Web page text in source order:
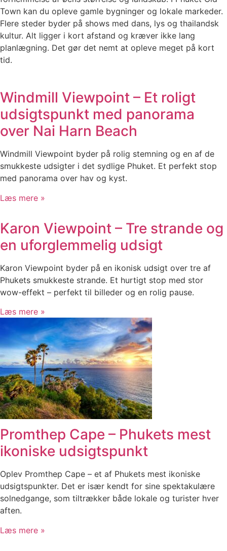
Town kan du opleve gamle bygninger og lokale markeder.
Flere steder byder på shows med dans, lys og thailandsk
kultur. Alt ligger i kort afstand og kræver ikke lang
planlægning. Det gør det nemt at opleve meget på kort
tid.
Windmill Viewpoint – Et roligt
udsigtspunkt med panorama
over Nai Harn Beach
Windmill Viewpoint byder på rolig stemning og en af de
smukkeste udsigter i det sydlige Phuket. Et perfekt stop
med panorama over hav og kyst.
Læs mere »
Karon Viewpoint – Tre strande og
en uforglemmelig udsigt
Karon Viewpoint byder på en ikonisk udsigt over tre af
Phukets smukkeste strande. Et hurtigt stop med stor
wow-effekt – perfekt til billeder og en rolig pause.
Læs mere »
Promthep Cape – Phukets mest
ikoniske udsigtspunkt
Oplev Promthep Cape – et af Phukets mest ikoniske
udsigtspunkter. Det er især kendt for sine spektakulære
solnedgange, som tiltrækker både lokale og turister hver
aften.
Læs mere »